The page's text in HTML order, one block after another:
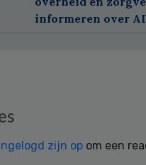
informeren over
zijn op om een